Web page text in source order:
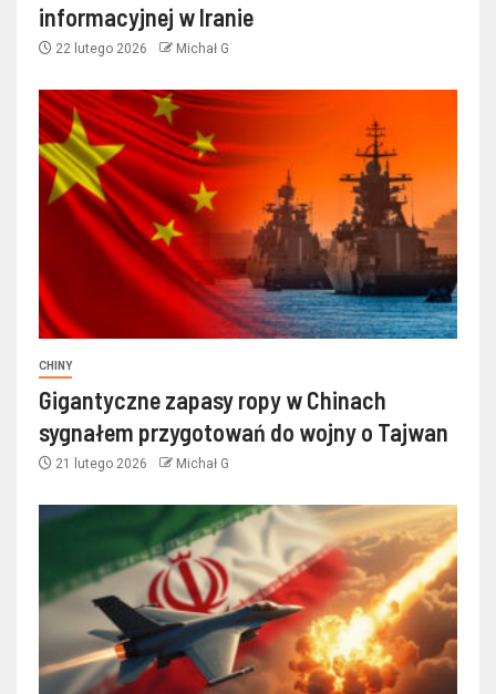
informacyjnej w Iranie
22 lutego 2026 Michał G
CHINY
Gigantyczne zapasy ropy w Chinach
sygnałem przygotowań do wojny o Tajwan
21 lutego 2026 Michał G